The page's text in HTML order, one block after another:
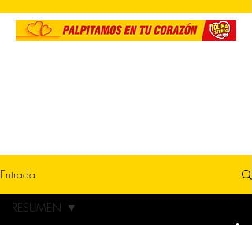
Entrada
RESUMEN